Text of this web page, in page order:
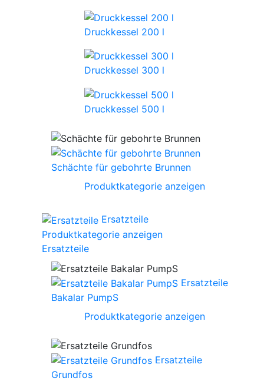
Druckkessel 200 l
Druckkessel 300 l
Druckkessel 500 l
Schächte für gebohrte Brunnen
Produktkategorie anzeigen
Ersatzteile
Produktkategorie anzeigen
Ersatzteile
Ersatzteile
Bakalar PumpS
Produktkategorie anzeigen
Ersatzteile
Grundfos